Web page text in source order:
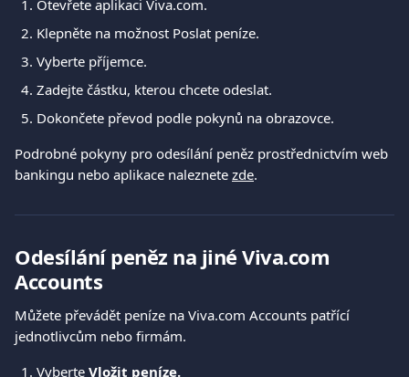
Otevřete aplikaci Viva.com.
Klepněte na možnost Poslat peníze.
Vyberte příjemce.
Zadejte částku, kterou chcete odeslat.
Dokončete převod podle pokynů na obrazovce.
Podrobné pokyny pro odesílání peněz prostřednictvím web
bankingu nebo aplikace naleznete zde.
Odesílání peněz na jiné Viva.com
Accounts
Můžete převádět peníze na Viva.com Accounts patřící
jednotlivcům nebo firmám.
Vyberte Vložit peníze.